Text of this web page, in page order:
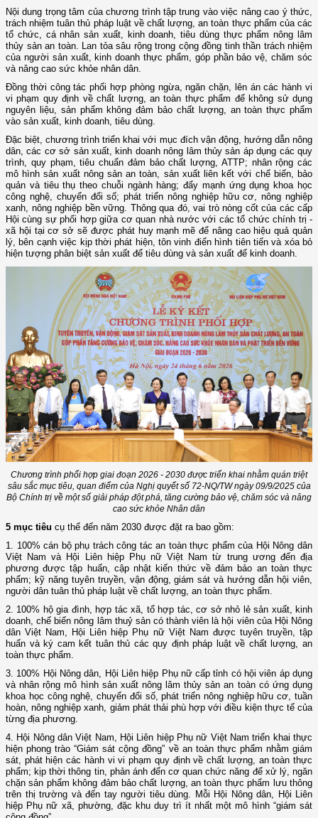
Nội dung trọng tâm của chương trình tập trung vào việc nâng cao ý thức,
trách nhiệm tuân thủ pháp luật về chất lượng, an toàn thực phẩm của các
tổ chức, cá nhân sản xuất, kinh doanh, tiêu dùng thực phẩm nông lâm
thủy sản an toàn. Lan tỏa sâu rộng trong cộng đồng tinh thần trách nhiệm
của người sản xuất, kinh doanh thực phẩm, góp phần bảo vệ, chăm sóc
và nâng cao sức khỏe nhân dân.
Đồng thời công tác phối hợp phòng ngừa, ngăn chặn, lên án các hành vi
vi phạm quy định về chất lượng, an toàn thực phẩm để không sử dụng
nguyên liệu, sản phẩm không đảm bảo chất lượng, an toàn thực phẩm
vào sản xuất, kinh doanh, tiêu dùng.
Đặc biệt, chương trình triển khai với mục đích vận động, hướng dẫn nông
dân, các cơ sở sản xuất, kinh doanh nông lâm thủy sản áp dụng các quy
trình, quy phạm, tiêu chuẩn đảm bảo chất lượng, ATTP; nhân rộng các
mô hình sản xuất nông sản an toàn, sản xuất liên kết với chế biến, bảo
quản và tiêu thụ theo chuỗi ngành hàng; đẩy mạnh ứng dụng khoa học
công nghệ, chuyển đổi số; phát triển nông nghiệp hữu cơ, nông nghiệp
xanh, nông nghiệp bền vững. Thông qua đó, vai trò nòng cốt của các cấp
Hội cùng sự phối hợp giữa cơ quan nhà nước với các tổ chức chính trị -
xã hội tại cơ sở sẽ được phát huy mạnh mẽ để nâng cao hiệu quả quản
lý, bên cạnh việc kịp thời phát hiện, tôn vinh điển hình tiên tiến và xóa bỏ
hiện tượng phân biệt sản xuất để tiêu dùng và sản xuất để kinh doanh.
Chương trình phối hợp giai đoạn 2026 - 2030 được triển khai nhằm quán triệt
sâu sắc mục tiêu, quan điểm của Nghị quyết số 72-NQ/TW ngày 09/9/2025 của
Bộ Chính trị về một số giải pháp đột phá, tăng cường bảo vệ, chăm sóc và nâng
cao sức khỏe Nhân dân
5 mục tiêu cụ thể đến năm 2030 được đặt ra bao gồm:
1. 100% cán bộ phụ trách công tác an toàn thực phẩm của Hội Nông dân
Việt Nam và Hội Liên hiệp Phụ nữ Việt Nam từ trung ương đến địa
phương được tập huấn, cập nhật kiến thức về đảm bảo an toàn thực
phẩm; kỹ năng tuyên truyền, vận động, giám sát và hướng dẫn hội viên,
người dân tuân thủ pháp luật về chất lượng, an toàn thực phẩm.
2. 100% hộ gia đình, hợp tác xã, tổ hợp tác, cơ sở nhỏ lẻ sản xuất, kinh
doanh, chế biến nông lâm thuỷ sản có thành viên là hội viên của Hội Nông
dân Việt Nam, Hội Liên hiệp Phụ nữ Việt Nam được tuyên truyền, tập
huấn và ký cam kết tuân thủ các quy định pháp luật về chất lượng, an
toàn thực phẩm.
3. 100% Hội Nông dân, Hội Liên hiệp Phụ nữ cấp tỉnh có hội viên áp dụng
và nhân rộng mô hình sản xuất nông lâm thủy sản an toàn có ứng dụng
khoa học công nghệ, chuyển đổi số, phát triển nông nghiệp hữu cơ, tuần
hoàn, nông nghiệp xanh, giảm phát thải phù hợp với điều kiện thực tế của
từng địa phương.
4. Hội Nông dân Việt Nam, Hội Liên hiệp Phụ nữ Việt Nam triển khai thực
hiện phong trào “Giám sát cộng đồng” về an toàn thực phẩm nhằm giám
sát, phát hiện các hành vi vi phạm quy định về chất lượng, an toàn thực
phẩm; kịp thời thông tin, phản ánh đến cơ quan chức năng để xử lý, ngăn
chặn sản phẩm không đảm bảo chất lượng, an toàn thực phẩm lưu thông
trên thị trường và đến tay người tiêu dùng. Mỗi Hội Nông dân, Hội Liên
hiệp Phụ nữ xã, phường, đặc khu duy trì ít nhất một mô hình “giám sát